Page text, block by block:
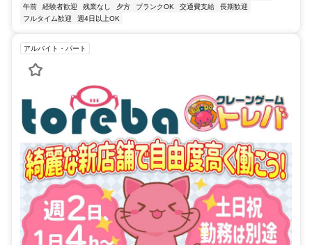
午前
経験者歓迎 残業なし 夕方 ブランクOK 交通費支給
長期歓迎
フルタイム歓迎
週4日以上OK
アルバイト・パート